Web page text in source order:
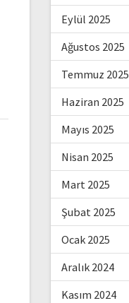
Eylül 2025
Ağustos 2025
Temmuz 2025
Haziran 2025
Mayıs 2025
Nisan 2025
Mart 2025
Şubat 2025
Ocak 2025
Aralık 2024
Kasım 2024